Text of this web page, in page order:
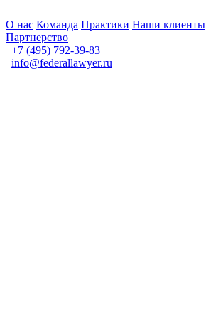
О нас Команда Практики Наши клиенты
Партнерство
+7 (495) 792-39-83
info@federallawyer.ru